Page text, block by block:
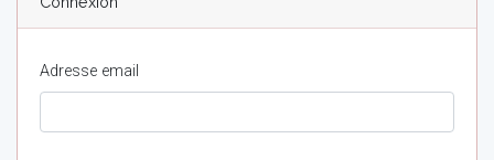
Adresse email